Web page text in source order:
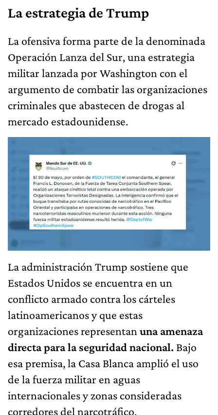
La estrategia de Trump
La ofensiva forma parte de la denominada
Operación Lanza del Sur, una estrategia
militar lanzada por Washington con el
argumento de combatir las organizaciones
criminales que abastecen de drogas al
mercado estadounidense.
La administración Trump sostiene que
Estados Unidos se encuentra en un
conflicto armado contra los cárteles
latinoamericanos y que estas
organizaciones representan una amenaza
directa para la seguridad nacional. Bajo
esa premisa, la Casa Blanca amplió el uso
de la fuerza militar en aguas
internacionales y zonas consideradas
corredores del narcotráfico.